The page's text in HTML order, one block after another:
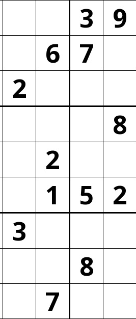
3
9
6 7
2
8
2
1 5
2
3
8
7